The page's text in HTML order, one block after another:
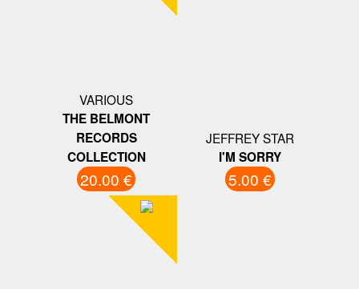
VARIOUS
THE BELMONT
RECORDS
COLLECTION
20.00 €
JEFFREY STAR
I'M SORRY
5.00 €